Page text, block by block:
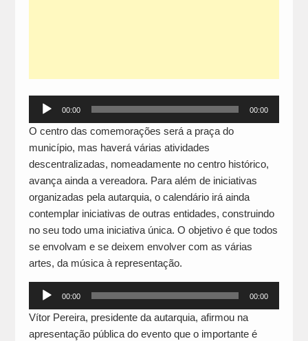
Reprodutor
áudio
00:00 00:00
O centro das comemorações será a praça do
município, mas haverá várias atividades
descentralizadas, nomeadamente no centro histórico,
avança ainda a vereadora. Para além de iniciativas
organizadas pela autarquia, o calendário irá ainda
contemplar iniciativas de outras entidades, construindo
no seu todo uma iniciativa única. O objetivo é que todos
se envolvam e se deixem envolver com as várias
artes, da música à representação.
Reprodutor
áudio
00:00 00:00
Vítor Pereira, presidente da autarquia, afirmou na
apresentação pública do evento que o importante é